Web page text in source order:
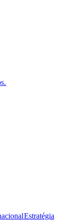
Estratégia